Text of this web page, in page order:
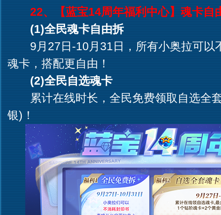
22、【蓝宝14周年福利中心】魂卡自
(1)全民魂卡自由拆
9月27日-10月31日，所有小奥拉可以
魂卡，搭配更自由！
(2)全民自选魂卡
累计在线时长，全民免费领取自选全
银)！